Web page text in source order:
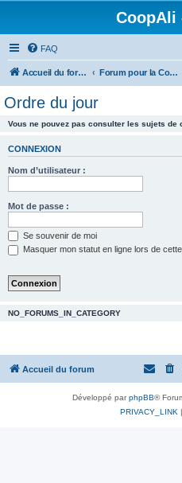
CoopAli
FAQ
Accueil du forum Forum pour la Coopérative alimentaire
Ordre du jour
Vous ne pouvez pas consulter les sujets de
CONNEXION
Nom d’utilisateur :
Mot de passe :
Se souvenir de moi
Masquer mon statut en ligne lors de
NO_FORUMS_IN_CATEGORY
Accueil du forum
Développé parphpBB®
PRIVACY_LINK |